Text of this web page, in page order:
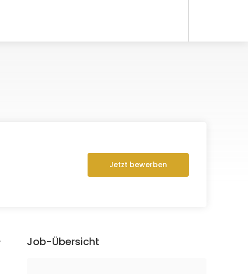
Jetzt bewerben
.
Job-Übersicht